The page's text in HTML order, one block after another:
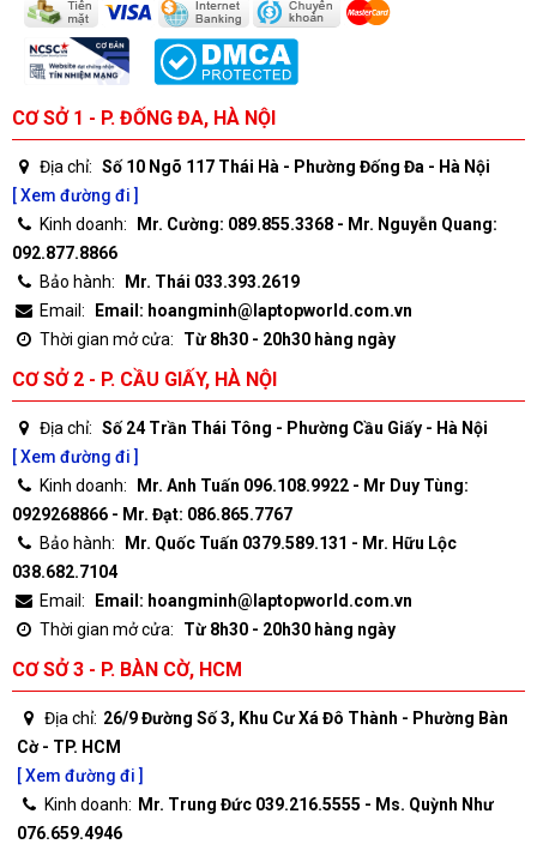
CƠ SỞ 1 - P. ĐỐNG ĐA, HÀ NỘI
Địa chỉ: Số 10 Ngõ 117 Thái Hà - Phường Đống Đa - Hà Nội
[ Xem đường đi ]
Kinh doanh:
Mr. Cường: 089.855.3368 - Mr. Nguyễn Quang:
092.877.8866
Bảo hành:
Mr. Thái 033.393.2619
Email:
Email: hoangminh@laptopworld.com.vn
Thời gian mở cửa:
Từ 8h30 - 20h30 hàng ngày
CƠ SỞ 2 - P. CẦU GIẤY, HÀ NỘI
Địa chỉ: Số 24 Trần Thái Tông - Phường Cầu Giấy - Hà Nội
[ Xem đường đi ]
Kinh doanh:
Mr. Anh Tuấn 096.108.9922 - Mr Duy Tùng:
0929268866 - Mr. Đạt: 086.865.7767
Bảo hành:
Mr. Quốc Tuấn 0379.589.131 - Mr. Hữu Lộc
038.682.7104
Email:
Email: hoangminh@laptopworld.com.vn
Thời gian mở cửa:
Từ 8h30 - 20h30 hàng ngày
CƠ SỞ 3 - P. BÀN CỜ, HCM
Địa chỉ: 26/9 Đường Số 3, Khu Cư Xá Đô Thành - Phường Bàn
Cờ - TP. HCM
[ Xem đường đi ]
Kinh doanh: Mr. Trung Đức 039.216.5555 - Ms. Quỳnh Như
076.659.4946